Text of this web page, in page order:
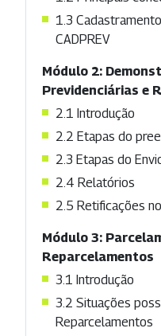
1.3
CADPREV
Módulo 2:
Previdenciárias e
2.1 Introdução
2.2 Etapas do
2.3 Etapas do
2.4 Relatórios
2.5 Retificações
Módulo 3:
Reparcelamentos
3.1 Introdução
3.2 Situações
Reparcelamentos